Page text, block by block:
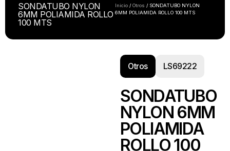
SONDATUBO NYLON
6MM POLIAMIDA ROLLO
100 MTS
Inicio /Otros / SONDATUBO NYLON
6MM POLIAMIDA ROLLO 100 MTS
Otros LS69222
SONDATUBO
NYLON 6MM
POLIAMIDA
ROLLO 100